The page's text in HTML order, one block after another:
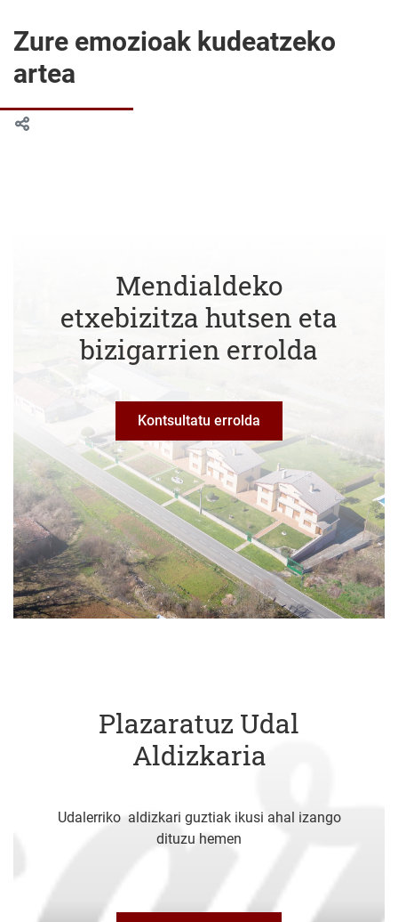
Zure emozioak kudeatzeko
artea
Mendialdeko
etxebizitza hutsen eta
bizigarrien errolda
Kontsultatu errolda
Plazaratuz Udal
Aldizkaria
Udalerriko aldizkari guztiak ikusi ahal izango
dituzu hemen